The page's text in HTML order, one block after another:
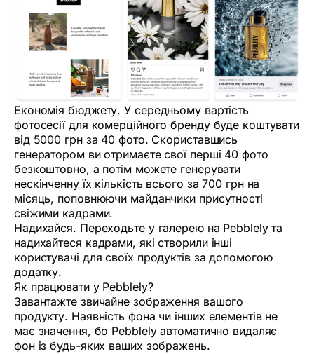
Економія бюджету. У середньому вартість
фотосесії для комерційного бренду буде коштувати
від 5000 грн за 40 фото. Скориставшись
генератором ви отримаєте свої перші 40 фото
безкоштовно, а потім можете генерувати
нескінченну їх кількість всього за 700 грн на
місяць, поповнюючи майданчики присутності
свіжими кадрами.
Надихайся. Переходьте у галерею на Pebblely та
надихайтеся кадрами, які створили інші
користувачі для своїх продуктів за допомогою
додатку.
Як працювати у Pebblely?
Завантажте звичайне зображення вашого
продукту. Наявність фона чи інших елементів не
має значення, бо Pebblely автоматично видаляє
фон із будь-яких ваших зображень.